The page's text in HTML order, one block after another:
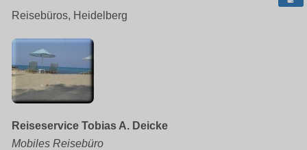
Reisebüros, Heidelberg
Reiseservice Tobias A. Deicke
Mobiles Reisebüro